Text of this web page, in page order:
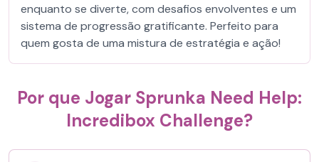
enquanto se diverte, com desafios envolventes e um
sistema de progressão gratificante. Perfeito para
quem gosta de uma mistura de estratégia e ação!
Por que Jogar Sprunka Need Help:
Incredibox Challenge?